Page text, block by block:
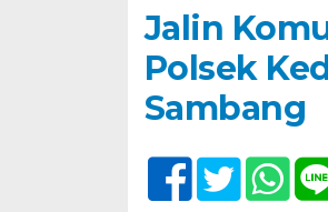
Jalin
Polsek
Sambang